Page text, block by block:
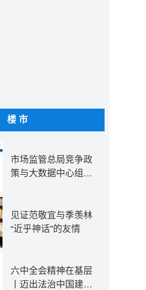
楼市
市场监管总局竞争政
策与大数据中心组建
见证范敬宜与季羡林
“近乎神话”的友情
六中全会精神在基层
丨迈出法治中国建设